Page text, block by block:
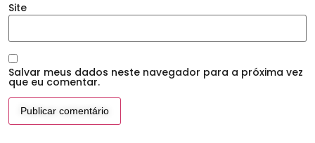
Site
Salvar meus dados neste navegador para a próxima vez
que eu comentar.